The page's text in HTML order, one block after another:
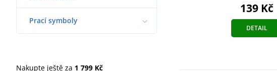
Prací symboly
Nakupte ještě za 1 799 Kč
139 Kč
DETAIL